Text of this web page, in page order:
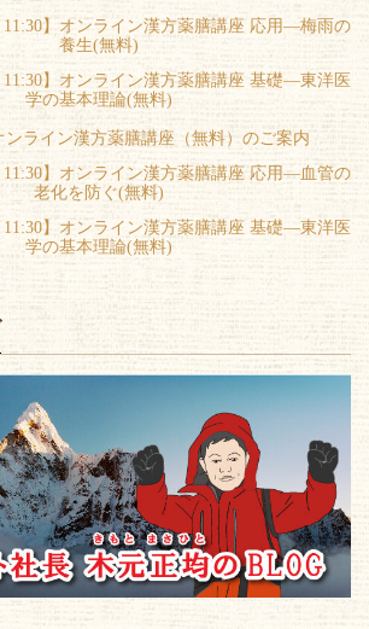
11:30】オンライン漢方薬膳講座 応用―梅雨の
養生(無料)
11:30】オンライン漢方薬膳講座 基礎―東洋医
学の基本理論(無料)
ンライン漢方薬膳講座（無料）のご案内
11:30】オンライン漢方薬膳講座 応用―血管の
老化を防ぐ(無料)
11:30】オンライン漢方薬膳講座 基礎―東洋医
学の基本理論(無料)